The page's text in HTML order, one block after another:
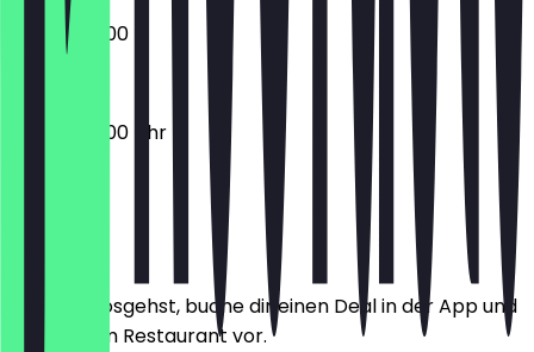
09:30 - 20:00
09:30 - 20:00 Uhr
Bevor du losgehst, buche dir einen Deal in der App und
zeige ihn im Restaurant vor.